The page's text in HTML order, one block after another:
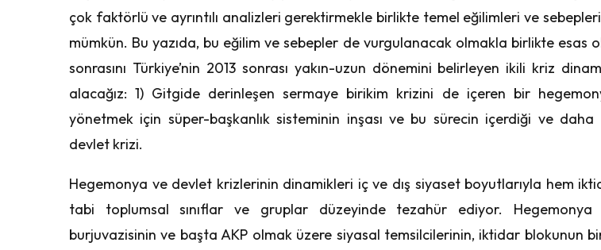
çok faktörlü ve ayrıntılı analizleri gerektirmekle birlikte temel eğilimleri ve
mümkün. Bu yazıda, bu eğilim ve sebepler de vurgulanacak olmakla birlikte esas
sonrasını Türkiye’nin 2013 sonrası yakın-uzun dönemini belirleyen ikili kriz
alacağız: 1) Gitgide derinleşen sermaye birikim krizini de içeren bir
yönetmek için süper-başkanlık sisteminin inşası ve bu sürecin içerdiği ve
devlet krizi.
Hegemonya ve devlet krizlerinin dinamikleri iç ve dış siyaset boyutlarıyla hem
tabi toplumsal sınıflar ve gruplar düzeyinde tezahür ediyor.
burjuvazisinin ve başta AKP olmak üzere siyasal temsilcilerinin, iktidar blokunun